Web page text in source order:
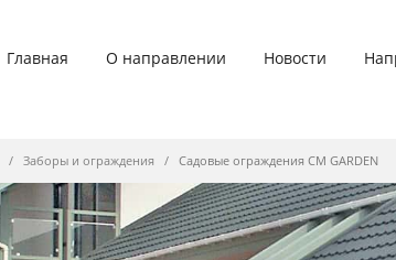
Главная О направлении Hовости
Заборы и ограждения Садовые ограждения CM GARDEN